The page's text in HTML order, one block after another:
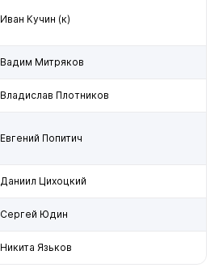
Иван Кучин (к)
Вадим Митряков
Владислав Плотников
Евгений Попитич
Даниил Цихоцкий
Сергей Юдин
Никита Язьков